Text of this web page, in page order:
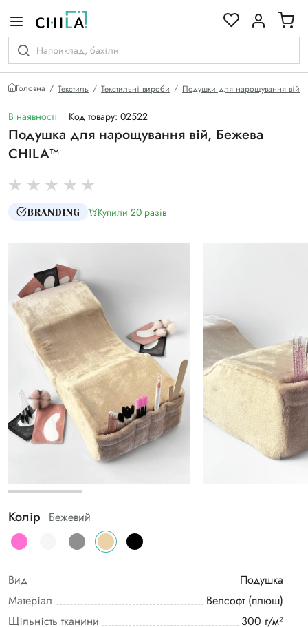
Головна Текстиль Текстильні вироби Подушки для нарощування вій
В наявності Код товару: 02522
Подушка для нарощування вій, Бежева
CHILA™
BRANDING Купили 20 разiв
Колір Бежевий
Вид
Подушка
Матеріал
Велсофт (плюш)
Щільність тканини
300 г/м²
гамі